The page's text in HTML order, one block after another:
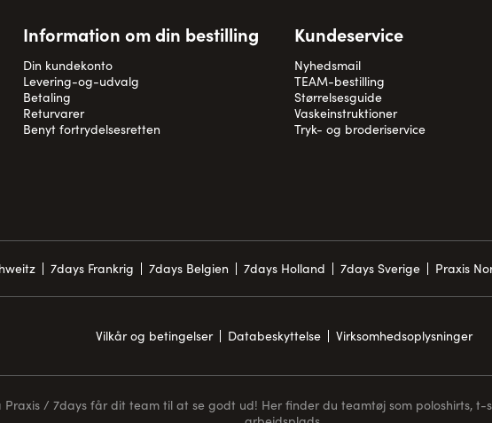
Information om din bestilling
Din kundekonto
Levering-og-udvalg
Betaling
Returvarer
Benyt fortrydelsesretten
Kundeservice
Nyhedsmail
TEAM-bestilling
Størrelsesguide
Vaskeinstruktioner
Tryk- og broderiservice
7days Frankrig 7days Belgien 7days Holland 7days Sverige Praxis
Vilkår og betingelser Databeskyttelse Virksomhedsoplysninger
/ 7days får dit team til at se godt ud! Her finder du teamtøj som poloshirts,